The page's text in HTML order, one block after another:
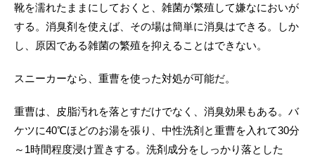
靴を濡れたままにしておくと、雑菌が繁殖して嫌なにおいが
する。消臭剤を使えば、その場は簡単に消臭はできる。しか
し、原因である雑菌の繁殖を抑えることはできない。
スニーカーなら、重曹を使った対処が可能だ。
重曹は、皮脂汚れを落とすだけでなく、消臭効果もある。バ
ケツに40℃ほどのお湯を張り、中性洗剤と重曹を入れて30分
～1時間程度浸け置きする。洗剤成分をしっかり落とした